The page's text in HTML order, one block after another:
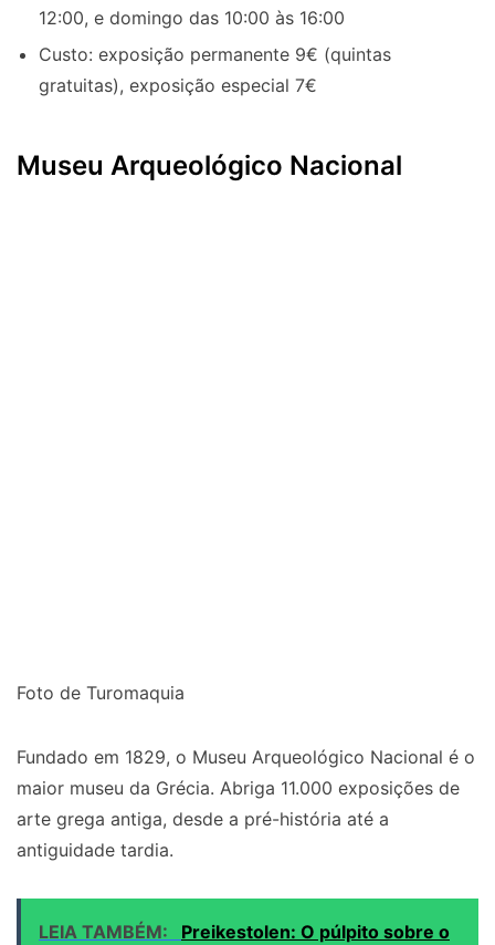
12:00, e domingo das 10:00 às 16:00
Custo: exposição permanente 9€ (quintas
gratuitas), exposição especial 7€
Museu Arqueológico Nacional
Foto de Turomaquia
Fundado em 1829, o Museu Arqueológico Nacional é o
maior museu da Grécia. Abriga 11.000 exposições de
arte grega antiga, desde a pré-história até a
antiguidade tardia.
LEIA TAMBÉM:
Preikestolen: O púlpito sobre o